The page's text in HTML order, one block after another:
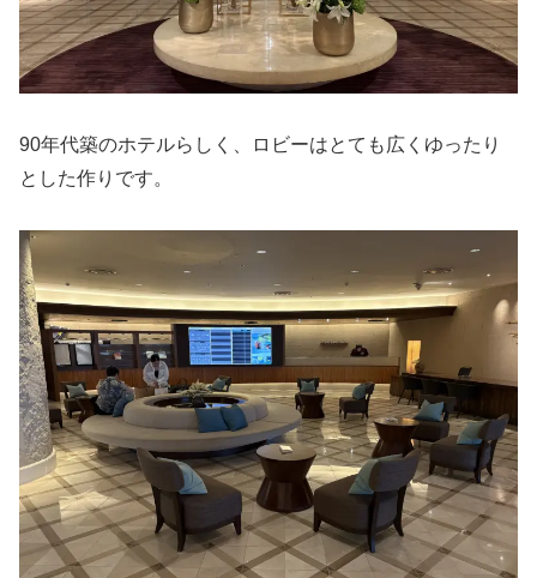
90年代築のホテルらしく、ロビーはとても広くゆったり
とした作りです。